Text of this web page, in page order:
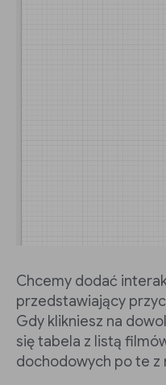
Chcemy dodać
przedstawiający
Gdy klikniesz na
się tabela z listą
dochodowych po te z